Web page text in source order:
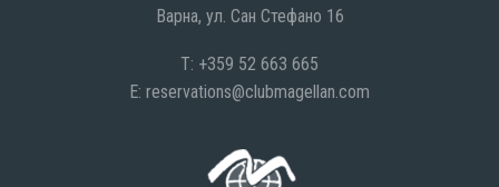
Варна, ул. Сан Стефано 16
T: +359 52 663 665
E: reservations@clubmagellan.com